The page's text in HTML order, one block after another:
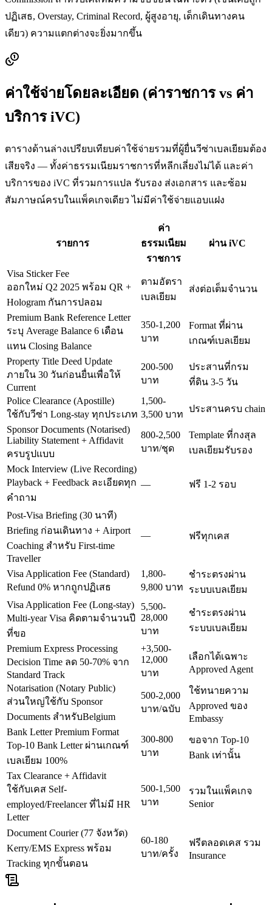
ปฏิเสธ, Overstay, Criminal Record, ผู้สูงอายุ, เด็กเดินทางคน
เดียว) ความแตกต่างจะยิ่งมากขึ้น
ค่าใช้จ่ายโดยละเอียด (ค่าราชการ vs ค่า
บริการ iVC)
ตารางด้านล่างเปรียบเทียบค่าใช้จ่ายรวมที่ผู้ยื่นวีซ่าเบลเยียมต้อง
เสียจริง — ทั้งค่าธรรมเนียมราชการที่หลีกเลี่ยงไม่ได้ และค่า
บริการของ iVC ที่รวมการแปล รับรอง ส่งเอกสาร และซ้อม
สัมภาษณ์ครบในแพ็คเกจเดียว ไม่มีค่าใช้จ่ายแอบแฝง
รายการ
ค่า
ธรรมเนียม
ราชการ
ผ่าน iVC
Visa Sticker Fee
ออกใหม่ Q2 2025 พร้อม QR +
Hologram กันการปลอม
ตามอัตรา
เบลเยียม
ส่งต่อเต็มจำนวน
Premium Bank Reference Letter
ระบุ Average Balance 6 เดือน
แทน Closing Balance
350-1,200
บาท
Format ที่ผ่าน
เกณฑ์เบลเยียม
Property Title Deed Update
ภายใน 30 วันก่อนยื่นเพื่อให้
Current
200-500
บาท
ประสานที่กรม
ที่ดิน 3-5 วัน
Police Clearance (Apostille)
ใช้กับวีซ่า Long-stay ทุกประเภท
1,500-
3,500 บาท
ประสานครบ chain
Sponsor Documents (Notarised)
Liability Statement + Affidavit
ครบรูปแบบ
800-2,500
บาท/ชุด
Template ที่กงสุล
เบลเยียมรับรอง
Mock Interview (Live Recording)
Playback + Feedback ละเอียดทุก
คำถาม
— ฟรี 1-2 รอบ
Post-Visa Briefing (30 นาที)
Briefing ก่อนเดินทาง + Airport
Coaching สำหรับ First-time
Traveller
— ฟรีทุกเคส
Visa Application Fee (Standard)
Refund 0% หากถูกปฏิเสธ
1,800-
9,800 บาท
ชำระตรงผ่าน
ระบบเบลเยียม
Visa Application Fee (Long-stay)
Multi-year Visa คิดตามจำนวนปี
ที่ขอ
5,500-
28,000
บาท
ชำระตรงผ่าน
ระบบเบลเยียม
Premium Express Processing
Decision Time ลด 50-70% จาก
Standard Track
+3,500-
12,000
บาท
เลือกได้เฉพาะ
Approved Agent
Notarisation (Notary Public)
ส่วนใหญ่ใช้กับ Sponsor
Documents สำหรับBelgium
500-2,000
บาท/ฉบับ
ใช้ทนายความ
Approved ของ
Embassy
Bank Letter Premium Format
Top-10 Bank Letter ผ่านเกณฑ์
เบลเยียม 100%
300-800
บาท
ขอจาก Top-10
Bank เท่านั้น
Tax Clearance + Affidavit
ใช้กับเคส Self-
employed/Freelancer ที่ไม่มี HR
Letter
500-1,500
บาท
รวมในแพ็คเกจ
Senior
Document Courier (77 จังหวัด)
Kerry/EMS Express พร้อม
Tracking ทุกขั้นตอน
60-180
บาท/ครั้ง
ฟรีตลอดเคส รวม
Insurance